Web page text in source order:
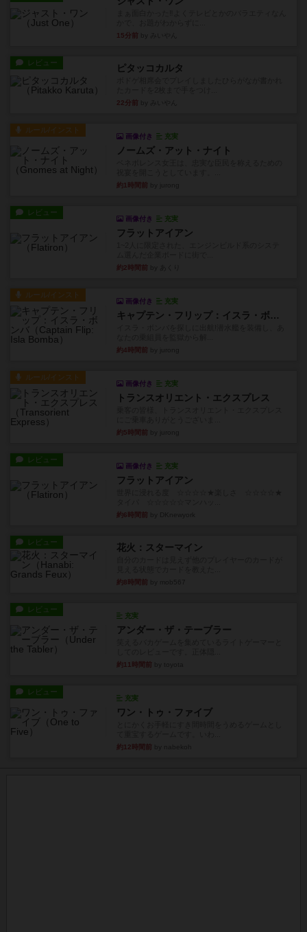
15分前
レビュー ピタッコカルタ
22分前
ルール/インスト
画像付き 充実
ノームズ・アット・ナイト
約1時間前
レビュー
画像付き 充実
フラットアイアン
約2時間前
ルール/インスト
画像付き 充実
キャプテン・フリップ：イスラ・ボンバ
約4時間前
ルール/インスト
画像付き 充実
トランスオリエント・エクスプレス
約5時間前
レビュー
画像付き 充実
フラットアイアン
約6時間前
レビュー 花火：スターマイン
約8時間前
レビュー
充実
アンダー・ザ・テーブラー
約11時間前
レビュー
充実
ワン・トゥ・ファイブ
約12時間前